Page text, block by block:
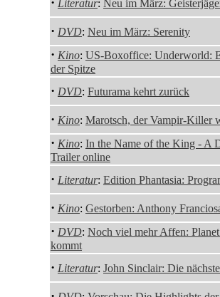
Literatur: Neu im März:
· DVD: Neu im März: Serenity
· Kino: US-Boxoffice: Underworld:
der Spitze
· DVD: Futurama kehrt zurück
· Kino: Marotsch, der Vampir-Killer
· Kino: In the Name of the King - A
Trailer online
· Literatur: Edition Phantasia:
· Kino: Gestorben: Anthony
· DVD: Noch viel mehr Affen:
kommt
· Literatur: John Sinclair: Die